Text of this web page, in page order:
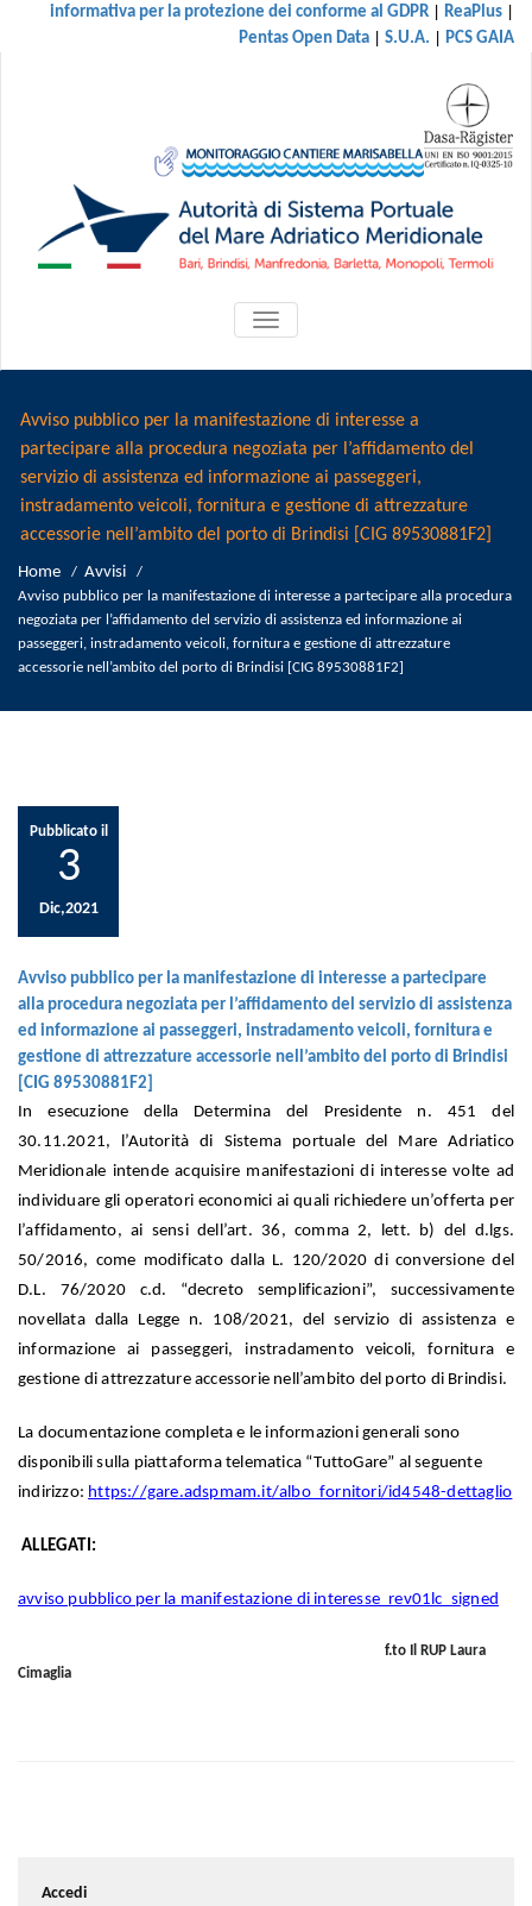
informativa per la protezione dei conforme al GDPR | ReaPlus |
Pentas Open Data | S.U.A. | PCS GAIA
ATTIVA/DISATTIVA
MENU
Avviso pubblico per la manifestazione di interesse a
partecipare alla procedura negoziata per l’affidamento del
servizio di assistenza ed informazione ai passeggeri,
instradamento veicoli, fornitura e gestione di attrezzature
accessorie nell’ambito del porto di Brindisi [CIG 89530881F2]
Home / Avvisi /
Avviso pubblico per la manifestazione di interesse a partecipare alla procedura
negoziata per l’affidamento del servizio di assistenza ed informazione ai
passeggeri, instradamento veicoli, fornitura e gestione di attrezzature
accessorie nell’ambito del porto di Brindisi [CIG 89530881F2]
Pubblicato il
3
Dic,2021
Avviso pubblico per la manifestazione di interesse a partecipare
alla procedura negoziata per l’affidamento del servizio di assistenza
ed informazione ai passeggeri, instradamento veicoli, fornitura e
gestione di attrezzature accessorie nell’ambito del porto di Brindisi
[CIG 89530881F2]
In esecuzione della Determina del Presidente n. 451 del
30.11.2021, l’Autorità di Sistema portuale del Mare Adriatico
Meridionale intende acquisire manifestazioni di interesse volte ad
individuare gli operatori economici ai quali richiedere un’offerta per
l’affidamento, ai sensi dell’art. 36, comma 2, lett. b) del d.lgs.
50/2016, come modificato dalla L. 120/2020 di conversione del
D.L. 76/2020 c.d. “decreto semplificazioni”, successivamente
novellata dalla Legge n. 108/2021, del servizio di assistenza e
informazione ai passeggeri, instradamento veicoli, fornitura e
gestione di attrezzature accessorie nell’ambito del porto di Brindisi.
La documentazione completa e le informazioni generali sono
disponibili sulla piattaforma telematica “TuttoGare” al seguente
indirizzo: https://gare.adspmam.it/albo_fornitori/id4548-dettaglio
ALLEGATI:
avviso pubblico per la manifestazione di interesse_rev01lc_signed
f.to Il RUP Laura
Cimaglia
Accedi